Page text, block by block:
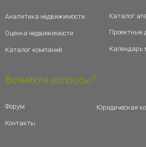
Аналитика недвижимости
Оценка недвижимости
Каталог компаний
Каталог
Проектные
Календарь
Возникли вопросы?
Форум
Контакты
Юридическая